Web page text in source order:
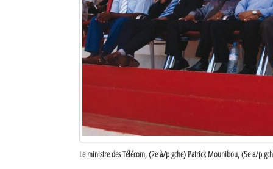
Le ministre des Télécom, (2e à/p gche) Patrick Mounibou, (5e a/p